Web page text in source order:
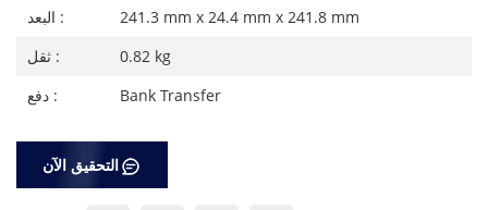
البعد :
241.3 mm x 24.4 mm x 241.8 mm
ثقل :
0.82 kg
دفع :
Bank Transfer
التحقيق الآن